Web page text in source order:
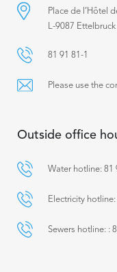
Place de l’Hôtel
L-9087 Ettelbruck
81 91 81-1
Please use the
Outside office
Water hotline: 81
Electricity
Sewers hotline: :